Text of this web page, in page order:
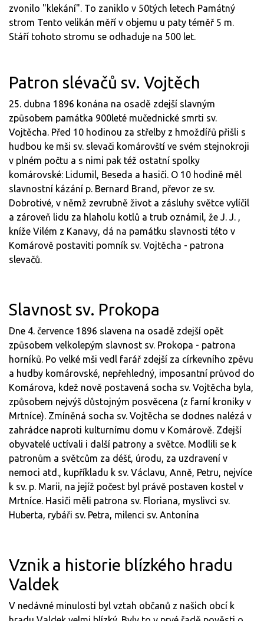
zvonilo "klekání". To zaniklo v 50tých letech Památný
strom Tento velikán měří v objemu u paty téměř 5 m.
Stáří tohoto stromu se odhaduje na 500 let.
Patron slévačů sv. Vojtěch
25. dubna 1896 konána na osadě zdejší slavným
způsobem památka 900leté mučednické smrti sv.
Vojtěcha. Před 10 hodinou za střelby z hmoždířů přišli s
hudbou ke mši sv. slevači komárovští ve svém stejnokroji
v plném počtu a s nimi pak též ostatní spolky
komárovské: Lidumil, Beseda a hasiči. O 10 hodině měl
slavnostní kázání p. Bernard Brand, převor ze sv.
Dobrotivé, v němž zevrubně život a zásluhy světce vylíčil
a zároveň lidu za hlaholu kotlů a trub oznámil, že J. J. ,
kníže Vilém z Kanavy, dá na památku slavnosti této v
Komárově postaviti pomník sv. Vojtěcha - patrona
slevačů.
Slavnost sv. Prokopa
Dne 4. července 1896 slavena na osadě zdejší opět
způsobem velkolepým slavnost sv. Prokopa - patrona
horníků. Po velké mši vedl farář zdejší za církevního zpěvu
a hudby komárovské, nepřehledný, imposantní průvod do
Komárova, kdež nově postavená socha sv. Vojtěcha byla,
způsobem nejvýš důstojným posvěcena (z farní kroniky v
Mrtníce). Zmíněná socha sv. Vojtěcha se dodnes nalézá v
zahrádce naproti kulturnímu domu v Komárově. Zdejší
obyvatelé uctívali i další patrony a světce. Modlili se k
patronům a světcům za déšť, úrodu, za uzdravení v
nemoci atd., kupříkladu k sv. Václavu, Anně, Petru, nejvíce
k sv. p. Marii, na jejíž počest byl právě postaven kostel v
Mrtníce. Hasiči měli patrona sv. Floriana, myslivci sv.
Huberta, rybáři sv. Petra, milenci sv. Antonína
Vznik a historie blízkého hradu
Valdek
V nedávné minulosti byl vztah občanů z našich obcí k